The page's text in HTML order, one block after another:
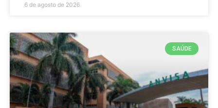
6 de agosto de 2026
SAÚDE